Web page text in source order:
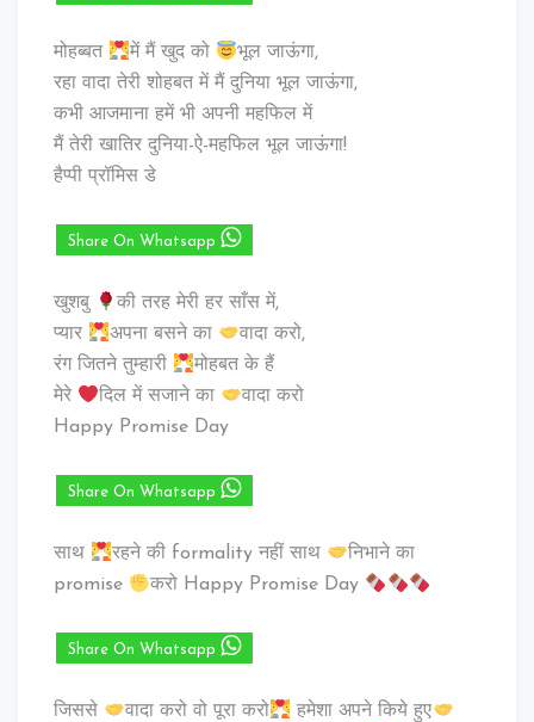
मोहब्बत में मैं खुद को
भूल जाऊंगा,
रहा वादा तेरी शोहबत में मैं दुनिया भूल जाऊंगा,
कभी आजमाना हमें भी अपनी महफिल में
मैं तेरी खातिर दुनिया-ऐ-महफिल भूल जाऊंगा!
हैप्पी प्रॉमिस डे
Share On Whatsapp
खुशबु
की तरह मेरी हर साँस में,
प्यार
अपना बसने का
वादा करो,
रंग जितने तुम्हारी
मोहबत के हैं
मेरे
दिल में सजाने का
वादा करो
Happy Promise Day
Share On Whatsapp
साथ रहने की formality नहीं साथ
निभाने का
promise
करो Happy Promise Day
Share On Whatsapp
जिससे वादा करो वो पूरा करो
हमेशा अपने किये हुए